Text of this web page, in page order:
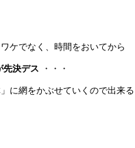
ケでなく、時間をおいてから
先決デス ・・・
に網をかぶせていくので出来る